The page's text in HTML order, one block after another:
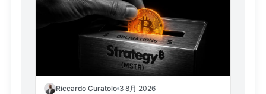
Riccardo Curatolo 3 8月 2026